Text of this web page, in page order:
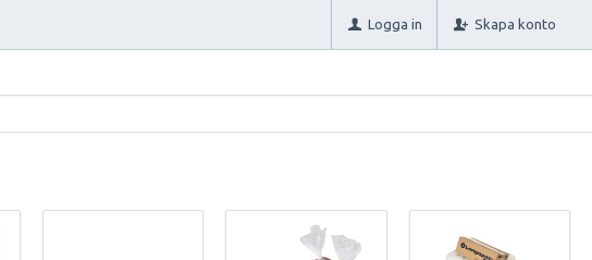
Logga in Skapa konto